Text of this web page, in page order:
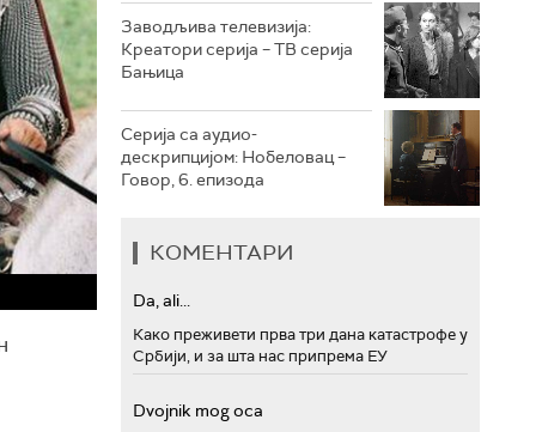
Заводљива телевизија:
Креатори серија – ТВ серија
Бањица
Серија са аудио-
дескрипцијом: Нобеловац –
Говор, 6. епизода
КОМЕНТАРИ
Da, ali...
Како преживети прва три дана катастрофе у
Србији, и за шта нас припрема ЕУ
Dvojnik mog oca